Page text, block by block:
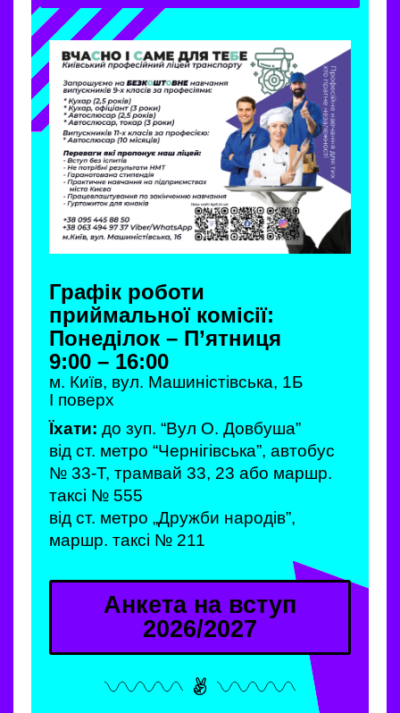
Графік роботи
приймальної комісії:
Понеділок – П’ятниця
9:00 – 16:00
м. Київ, вул. Машиністівська, 1Б
І поверх
Їхати: до зуп. “Вул О. Довбуша”
від ст. метро “Чернігівська”, автобус
№ 33-Т, трамвай 33, 23 або маршр.
таксі № 555
від ст. метро „Дружби народів”,
маршр. таксі № 211
Анкета на вступ
2026/2027